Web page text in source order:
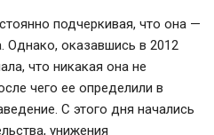
подчеркивая, что она —
Однако, оказавшись в 2012
что никакая она не
чего ее определили в
С этого дня начались
унижения